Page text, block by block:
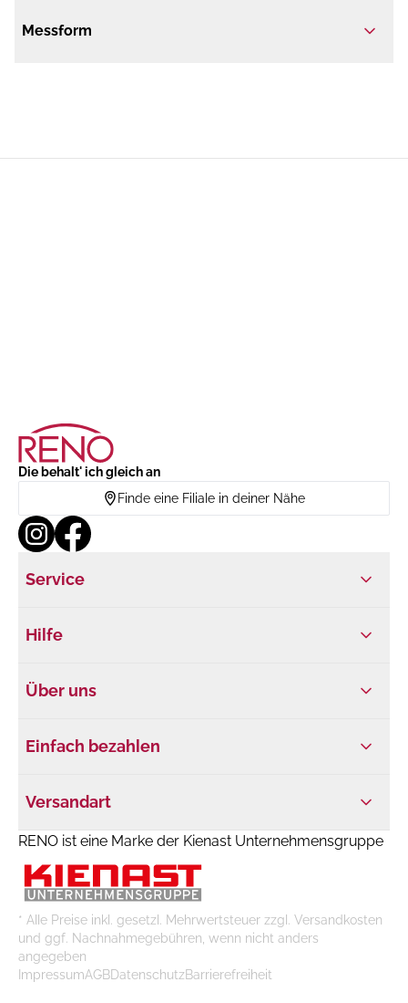
Messform
Die behalt' ich gleich an
Finde eine Filiale in deiner Nähe
Service
Hilfe
Über uns
Einfach bezahlen
Versandart
RENO ist eine Marke der Kienast Unternehmensgruppe
* Alle Preise inkl. gesetzl. Mehrwertsteuer zzgl. Versandkosten
und ggf. Nachnahmegebühren, wenn nicht anders
angegeben
ImpressumAGBDatenschutzBarrierefreiheit